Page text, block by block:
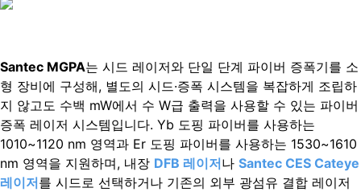
Santec MGPA는 시드 레이저와 단일 단계 파이버 증폭기를 소
형 장비에 구성해, 별도의 시드·증폭 시스템을 복잡하게 조립하
지 않고도 수백 mW에서 수 W급 출력을 사용할 수 있는 파이버
증폭 레이저 시스템입니다. Yb 도핑 파이버를 사용하는
1010~1120 nm 영역과 Er 도핑 파이버를 사용하는 1530~1610
nm 영역을 지원하며, 내장 DFB 레이저나 Santec CES Cateye
레이저를 시드로 선택하거나 기존의 외부 광섬유 결합 레이저